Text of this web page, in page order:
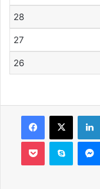
28
27
26
Facebook
X
Pocket Skype